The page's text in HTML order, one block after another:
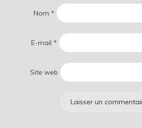
Nom *
E-mail *
Site web